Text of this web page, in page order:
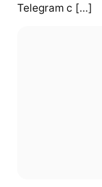
Telegram с […]